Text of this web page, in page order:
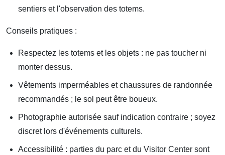
sentiers et l'observation des totems.
Conseils pratiques :
Respectez les totems et les objets : ne pas toucher ni
monter dessus.
Vêtements imperméables et chaussures de randonnée
recommandés ; le sol peut être boueux.
Photographie autorisée sauf indication contraire ; soyez
discret lors d'événements culturels.
Accessibilité : parties du parc et du Visitor Center sont